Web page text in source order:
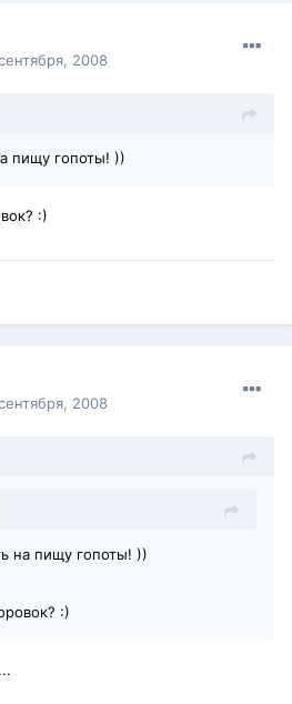
2008
пищу гопоты! ))
:)
2008
на пищу гопоты! ))
:)